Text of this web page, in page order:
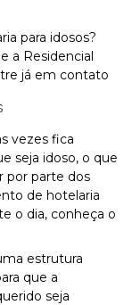
para idosos?
a Residencial
já em contato
vezes fica
seja idoso, o que
por parte dos
de hotelaria
o dia, conheça o
estrutura
que a
seja